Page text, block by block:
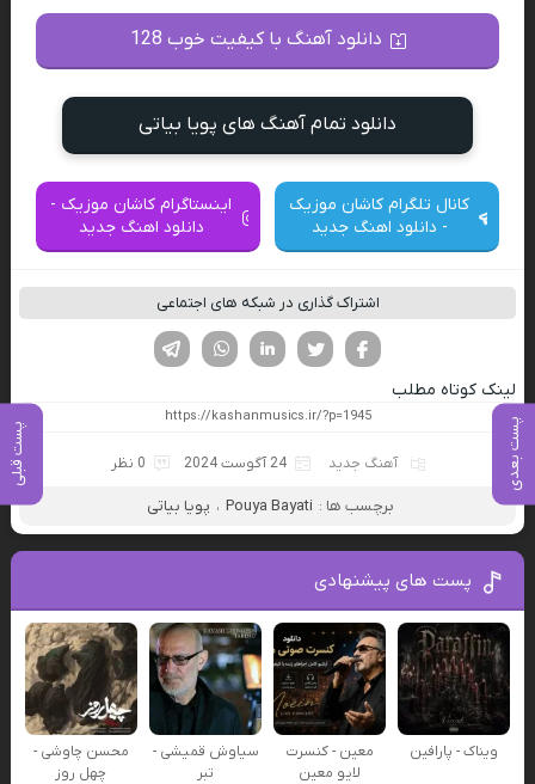
پست بعدی پست قبلی
دانلود آهنگ با کیفیت خوب 128
دانلود تمام آهنگ های پویا بیاتی
کانال تلگرام کاشان موزیک
- دانلود اهنگ جدید
اینستاگرام کاشان موزیک -
دانلود اهنگ جدید
اشتراک گذاری در شبکه های اجتماعی
لینکدین تویتر
فیسوک
لینک کوتاه مطلب
آهنگ جدید 24 آگوست 2024 0 نظر
برچسب ها : Pouya Bayati ، پویا بیاتی
پست های پیشنهادی
ویناک - پارافین
معین - کنسرت
لایو معین
سیاوش قمیشی -
تبر
محسن چاوشی -
چهل روز